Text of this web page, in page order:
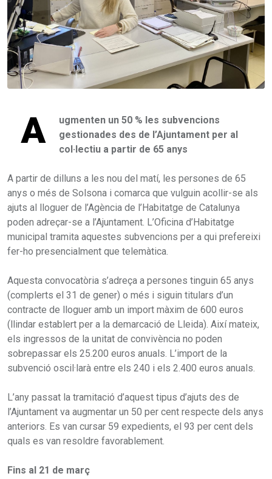
A
ugmenten un 50 % les subvencions
gestionades des de l’Ajuntament per al
col·lectiu a partir de 65 anys
A partir de dilluns a les nou del matí, les persones de 65
anys o més de Solsona i comarca que vulguin acollir-se als
ajuts al lloguer de l’Agència de l’Habitatge de Catalunya
poden adreçar-se a l’Ajuntament. L’Oficina d’Habitatge
municipal tramita aquestes subvencions per a qui prefereixi
fer-ho presencialment que telemàtica.
Aquesta convocatòria s’adreça a persones tinguin 65 anys
(complerts el 31 de gener) o més i siguin titulars d’un
contracte de lloguer amb un import màxim de 600 euros
(llindar establert per a la demarcació de Lleida). Així mateix,
els ingressos de la unitat de convivència no poden
sobrepassar els 25.200 euros anuals. L’import de la
subvenció oscil·larà entre els 240 i els 2.400 euros anuals.
L’any passat la tramitació d’aquest tipus d’ajuts des de
l’Ajuntament va augmentar un 50 per cent respecte dels anys
anteriors. Es van cursar 59 expedients, el 93 per cent dels
quals es van resoldre favorablement.
Fins al 21 de març